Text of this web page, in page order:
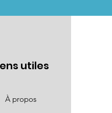
utiles
À propos